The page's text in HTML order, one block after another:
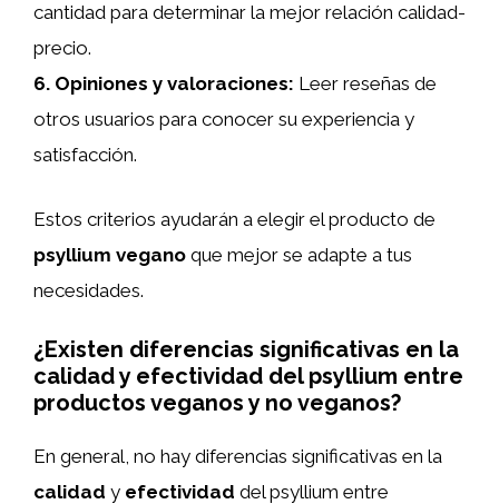
cantidad para determinar la mejor relación calidad-
precio.
6. Opiniones y valoraciones: Leer reseñas de
otros usuarios para conocer su experiencia y
satisfacción.
Estos criterios ayudarán a elegir el producto de
psyllium vegano que mejor se adapte a tus
necesidades.
¿Existen diferencias significativas en la
calidad y efectividad del psyllium entre
productos veganos y no veganos?
En general, no hay diferencias significativas en la
calidad y efectividad del psyllium entre